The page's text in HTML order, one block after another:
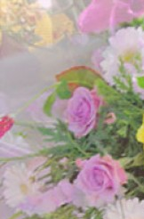
コ
ン
ツ
へ
ス
キ
ッ
プ